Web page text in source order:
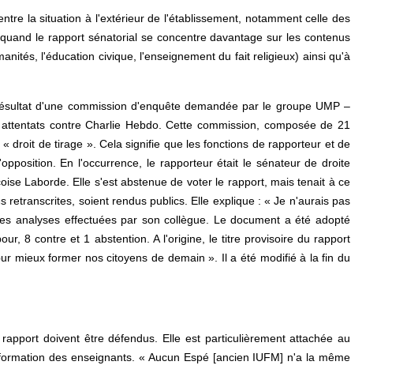
la situation à l'extérieur de l'établissement, notamment celle des
le rapport sénatorial se concentre davantage sur les contenus
l'éducation civique, l'enseignement du fait religieux) ainsi qu'à
d'une commission d'enquête demandée par le groupe UMP –
contre Charlie Hebdo. Cette commission, composée de 21
droit de tirage ». Cela signifie que les fonctions de rapporteur et de
En l'occurrence, le rapporteur était le sénateur de droite
Laborde. Elle s'est abstenue de voter le rapport, mais tenait à ce
retranscrites, soient rendus publics. Elle explique : « Je n'aurais pas
analyses effectuées par son collègue. Le document a été adopté
8 contre et 1 abstention. A l'origine, le titre provisoire du rapport
mieux former nos citoyens de demain ». Il a été modifié à la fin du
doivent être défendus. Elle est particulièrement attachée au
des enseignants. « Aucun Espé [ancien IUFM] n'a la même